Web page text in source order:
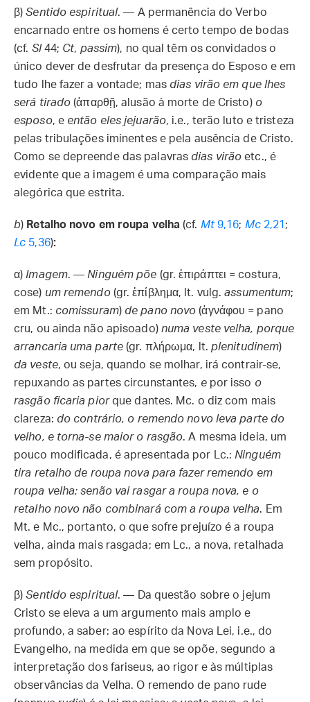
β) Sentido espiritual. — A permanência do Verbo
encarnado entre os homens é certo tempo de bodas
(cf. Sl44; Ct, passim), no qual têm os convidados o
único dever de desfrutar da presença do Esposo e em
tudo lhe fazer a vontade; mas dias virão em que lhes
será tirado(ἀπαρθῇ, alusão à morte de Cristo) o
esposo, e então eles jejuarão, i.e., terão luto e tristeza
pelas tribulações iminentes e pela ausência de Cristo.
Como se depreende das palavras dias virão etc., é
evidente que a imagem é uma comparação mais
alegórica que estrita.
b) Retalho novo em roupa velha (cf. Mt9,16; Mc2,21 ;
Lc 5,36):
α) Imagem. — Ninguém põe (gr. ἐπιράπτει = costura,
cose) um remendo(gr. ἐπίβλημα, lt. vulg.assumentum;
em Mt.: comissuram) de pano novo (ἀγνάφου = pano
cru, ou ainda não apisoado) numa veste velha, porque
arrancaria uma parte(gr. πλήρωμα, lt. plenitudinem)
da veste, ou seja, quando se molhar, irá contrair-se,
repuxando as partes circunstantes, epor isso o
rasgão ficaria piorque dantes. Mc. o diz com mais
clareza: do contrário, o remendo novo leva parte do
velho, e torna-se maior o rasgão. A mesma ideia, um
pouco modificada, é apresentada por Lc.: Ninguém
tira retalho de roupa nova para fazer remendo em
roupa velha; senão vai rasgar a roupa nova, e o
retalho novo não combinará com a roupa velha. Em
Mt. e Mc., portanto, o que sofre prejuízo é a roupa
velha, ainda mais rasgada; em Lc., a nova, retalhada
sem propósito.
β) Sentido espiritual. — Da questão sobre o jejum
Cristo se eleva a um argumento mais amplo e
profundo, a saber: ao espírito da Nova Lei, i.e., do
Evangelho, na medida em que se opõe, segundo a
interpretação dos fariseus, ao rigor e às múltiplas
observâncias da Velha. O remendo de pano rude